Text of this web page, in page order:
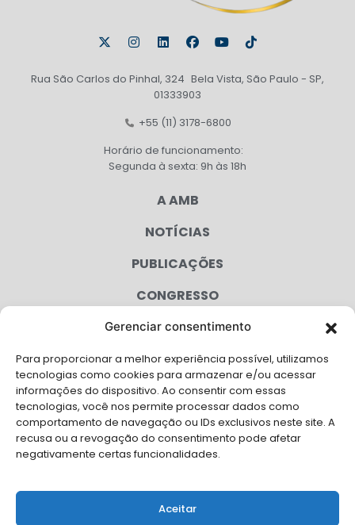
Gerenciar consentimento
Para proporcionar a melhor experiência possível, utilizamos
tecnologias como cookies para armazenar e/ou acessar
informações do dispositivo. Ao consentir com essas
tecnologias, você nos permite processar dados como
comportamento de navegação ou IDs exclusivos neste site. A
recusa ou a revogação do consentimento pode afetar
negativamente certas funcionalidades.
Aceitar
Rua São Carlos do Pinhal, 324 Bela Vista, São Paulo - SP,
01333903
+55 (11) 3178-6800
Horário de funcionamento:
Segunda à sexta: 9h às 18h
A AMB
NOTÍCIAS
PUBLICAÇÕES
CONGRESSO
AGENDA
CAMPANHAS
SERVIÇOS
FILIADAS
LGPD
FALE CONOSCO